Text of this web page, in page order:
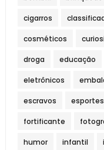
cigarros
cosméticos
droga educação
eletrônicos
escravos esportes
fortificante
humor infantil